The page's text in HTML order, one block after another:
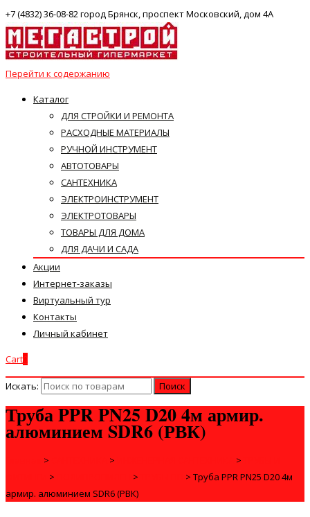
+7 (4832) 36-08-82 город Брянск, проспект Московский, дом 4А
Перейти к содержанию
Каталог
ДЛЯ СТРОЙКИ И РЕМОНТА
РАСХОДНЫЕ МАТЕРИАЛЫ
РУЧНОЙ ИНСТРУМЕНТ
АВТОТОВАРЫ
САНТЕХНИКА
ЭЛЕКТРОИНСТРУМЕНТ
ЭЛЕКТРОТОВАРЫ
ТОВАРЫ ДЛЯ ДОМА
ДЛЯ ДАЧИ И САДА
Акции
Интернет-заказы
Виртуальный тур
Контакты
Личный кабинет
Cart
Искать:
Труба PPR PN25 D20 4м армир.
алюминием SDR6 (РВК)
> > >
> > > Труба PPR PN25 D20 4м
армир. алюминием SDR6 (РВК)